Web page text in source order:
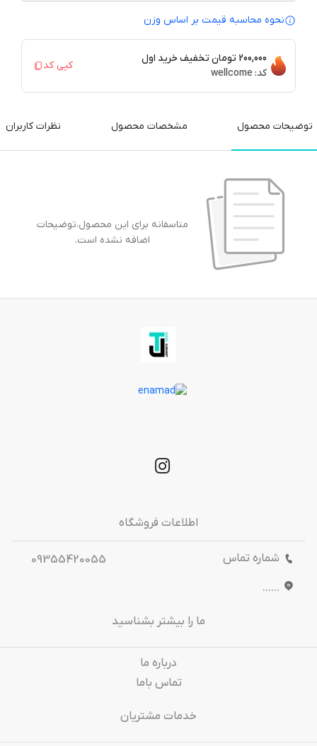
نحوه محاسبه قیمت بر‌ اساس وزن
200,000 تومان
تخفیف خرید اول
کد: wellcome
کپی کد
توضیحات محصول مشخصات محصول نظرات کاربران
متاسفانه برای این محصول،توضیحات
اضافه نشده است.
اطلاعات فروشگاه
شماره تماس
09355420055
......
ما را بیشتر بشناسید
درباره‌ ما
تماس باما
خدمات مشتریان